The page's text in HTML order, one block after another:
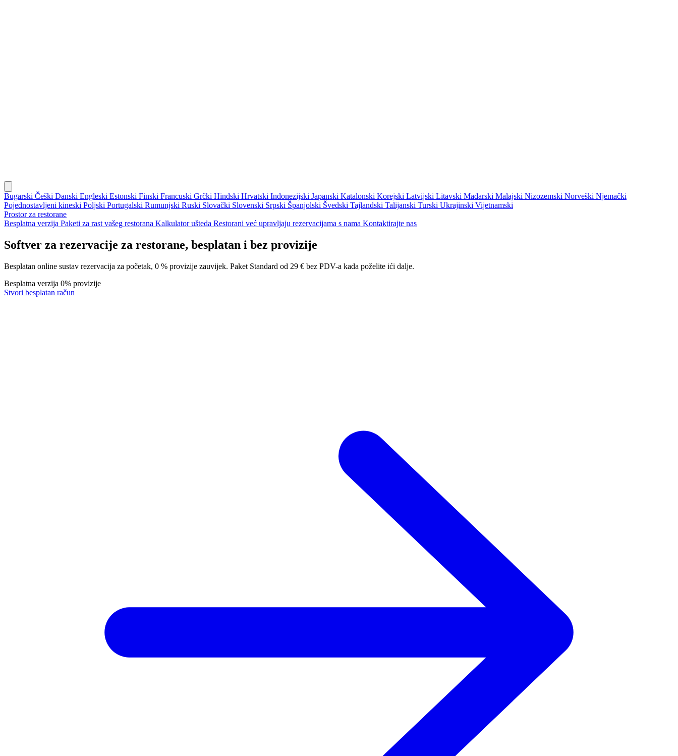
Bugarski Češki Danski Engleski Estonski Finski Francuski Grčki Hindski Hrvatski Indonezijski Japanski Katalonski Korejski Latvijski Litavski Mađarski Malajski Nizozemski Norveški Njemački
Pojednostavljeni kineski Poljski Portugalski Rumunjski Ruski Slovački Slovenski Srpski Španjolski Švedski Tajlandski Talijanski Turski Ukrajinski Vijetnamski
Prostor za restorane
Besplatna verzija Paketi za rast vašeg restorana Kalkulator ušteda Restorani već upravljaju rezervacijama s nama Kontaktirajte nas
Softver za rezervacije za restorane, besplatan i bez provizije
Besplatan online sustav rezervacija za početak, 0 % provizije zauvijek. Paket Standard od 29 € bez PDV-a kada poželite ići dalje.
Besplatna verzija 0% provizije
Stvori besplatan račun